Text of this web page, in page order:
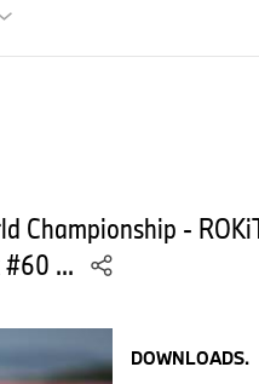
Championship -
#60 ...
DOWNLOADS.